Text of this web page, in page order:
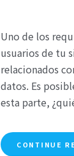
Uno de los
usuarios de tu
relacionados
datos. Es
esta parte,
CONTINUE